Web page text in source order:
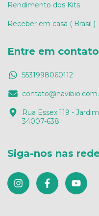
Rendimento dos Kits
Receber em casa ( Brasil )
Entre em contato
5531998060112
Rua Essex 119 -
34007-638
Siga-nos nas